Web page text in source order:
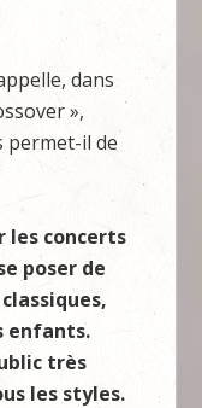
dans
»,
permet-il de
les concerts
poser de
enfants.
très
les styles.